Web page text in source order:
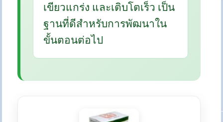
เขียวแกร่ง และเติบโตเร็ว เป็น
ฐานที่ดีสำหรับการพัฒนาใน
ขั้นตอนต่อไป